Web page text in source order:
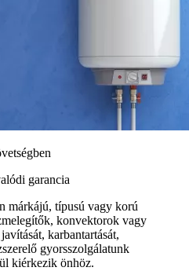
garancia
márkájú, típusú vagy korú
konvektorok vagy
karbantartását,
gyorsszolgálatunk
kiérkezik önhöz.